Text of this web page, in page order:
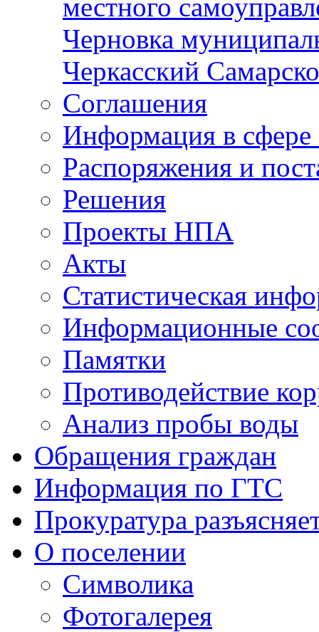
местного
Черновка
Черкасский
Соглашения
Информация в сфере
Распоряжения и
Решения
Проекты НПА
Акты
Статистическая
Информационные
Памятки
Противодействие
Анализ пробы воды
Обращения граждан
Информация по ГТС
Прокуратура
О поселении
Символика
Фотогалерея